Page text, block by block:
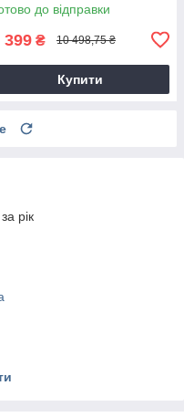
до відправки
399 ₴ 10 498,75 ₴
Купити
рік